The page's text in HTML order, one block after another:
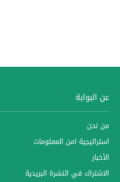
عن البوابة
من نحن
استراتيجية امن المعلومات
الأخبار
الاشتراك في النشرة البريدية